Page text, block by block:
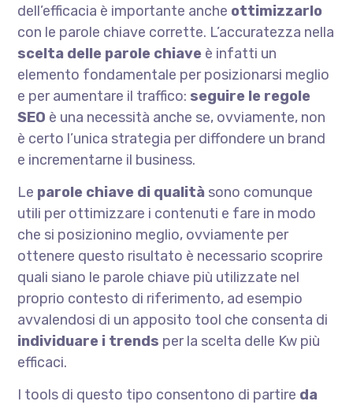
dell’efficacia è importante anche ottimizzarlo
con le parole chiave corrette. L’accuratezza nella
scelta delle parole chiave è infatti un
elemento fondamentale per posizionarsi meglio
e per aumentare il traffico: seguire le regole
SEO è una necessità anche se, ovviamente, non
è certo l’unica strategia per diffondere un brand
e incrementarne il business.
Le parole chiave di qualità sono comunque
utili per ottimizzare i contenuti e fare in modo
che si posizionino meglio, ovviamente per
ottenere questo risultato è necessario scoprire
quali siano le parole chiave più utilizzate nel
proprio contesto di riferimento, ad esempio
avvalendosi di un apposito tool che consenta di
individuare i trends per la scelta delle Kw più
efficaci.
I tools di questo tipo consentono di partire da